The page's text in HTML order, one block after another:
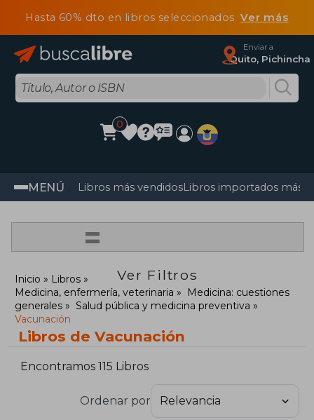
Hasta 60% dto en libros seleccionadosVer más
Enviar a
Quito, Pichincha
0
MENÚ Libros más vendidosLibros importados más
=
Ver Filtros
Inicio
Libros
Medicina, enfermería, veterinaria
Medicina: cuestiones
generales
Salud pública y medicina preventiva
Vacunación
Libros de Vacunación
Encontramos 115 Libros
Ordenar por